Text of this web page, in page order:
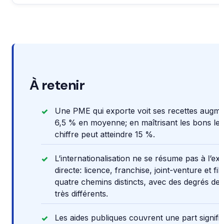
À retenir
Une PME qui exporte voit ses recettes
6,5 % en moyenne; en maîtrisant les bons
chiffre peut atteindre 15 %.
L’internationalisation ne se résume pas à
directe: licence, franchise, joint-venture et
quatre chemins distincts, avec des degrés
très différents.
Les aides publiques couvrent une part